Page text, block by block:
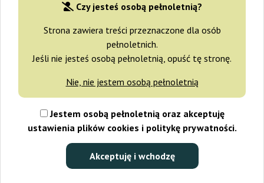
Czy jesteś osobą pełnoletnią?
Strona zawiera treści przeznaczone dla osób
pełnoletnich.
Jeśli nie jesteś osobą pełnoletnią, opuść tę stronę.
Nie, nie jestem osobą pełnoletnią
Jestem osobą pełnoletnią oraz akceptuję
ustawienia plików cookies i politykę prywatności.
Akceptuję i wchodzę